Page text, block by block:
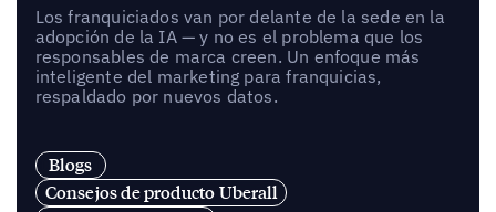
Los franquiciados van por delante de la sede en la
adopción de la IA — y no es el problema que los
responsables de marca creen. Un enfoque más
inteligente del marketing para franquicias,
respaldado por nuevos datos.
Blogs
Consejos de producto Uberall